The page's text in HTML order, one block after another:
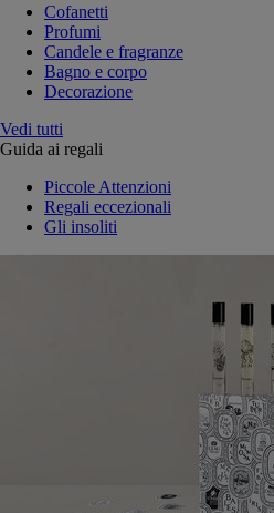
Cofanetti
Profumi
Candele e fragranze
Bagno e corpo
Decorazione
Vedi tutti
Guida ai regali
Piccole Attenzioni
Regali eccezionali
Gli insoliti